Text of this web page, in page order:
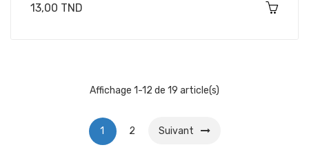
Prix
13,00 TND
Affichage 1-12 de 19 article(s)
1 2 Suivant